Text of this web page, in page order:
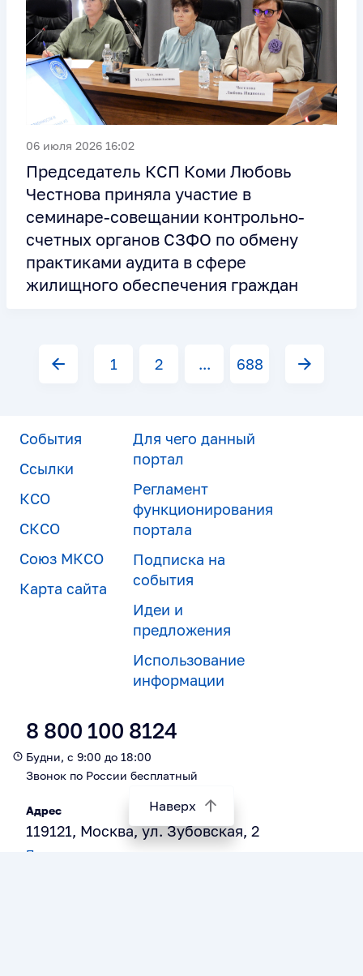
06 июля 2026 16:02
Председатель КСП Коми Любовь
Честнова приняла участие в
семинаре-совещании контрольно-
счетных органов СЗФО по обмену
практиками аудита в сфере
жилищного обеспечения граждан
1 2 ... 688
События
Ссылки
КСО
СКСО
Союз МКСО
Карта сайта
Для чего данный
портал
Регламент
функционирования
портала
Подписка на
события
Идеи и
предложения
Использование
информации
8 800 100 8124
Будни, с 9:00 до 18:00
Звонок по России бесплатный
Адрес
119121, Москва, ул. Зубовская, 2
Посмотреть на карте
Наверх